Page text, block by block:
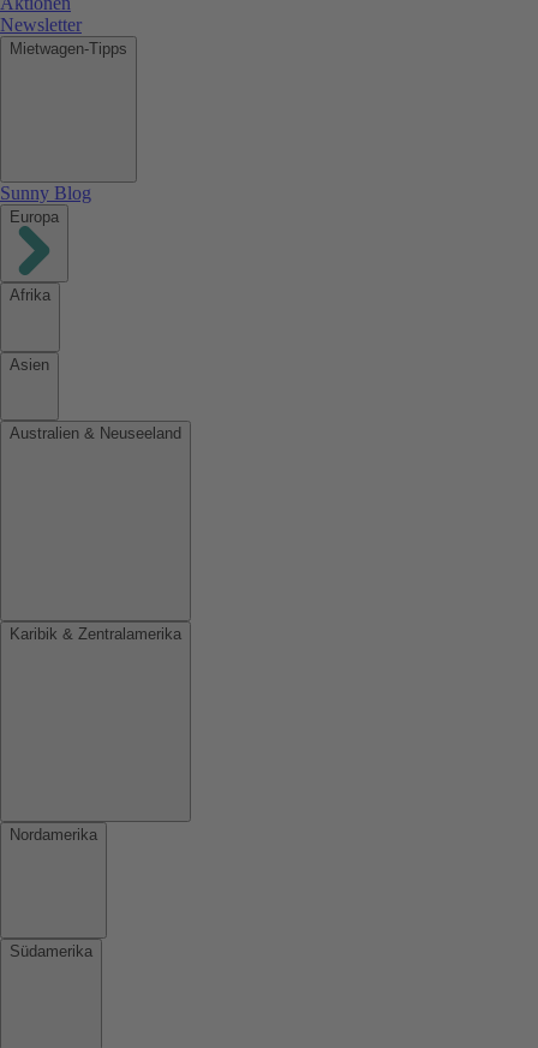
Newsletter
Mietwagen-Tipps
Sunny Blog
Europa
Afrika
Asien
Australien & Neuseeland
Karibik & Zentralamerika
Nordamerika
Südamerika